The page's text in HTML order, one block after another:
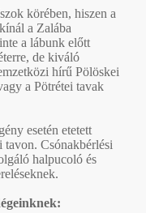
körében, hiszen a
a Zalába
a lábunk előtt
de kiváló
hírű Pölöskei
a Pötrétei tavak
esetén etetett
tavon. Csónakbérlési
halpucoló és